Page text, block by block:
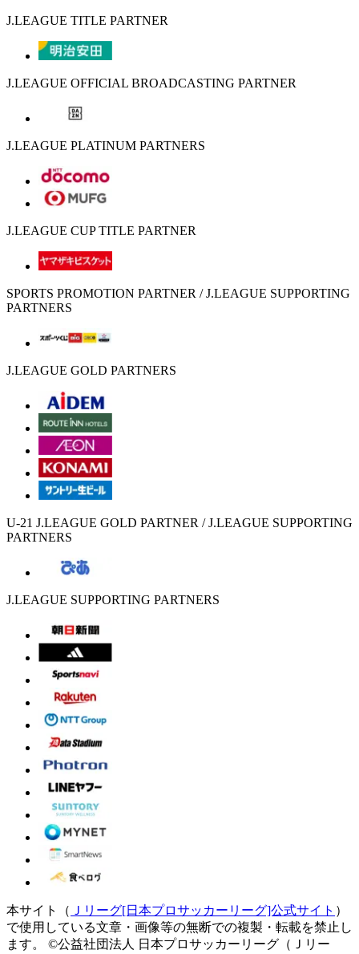
J.LEAGUE TITLE PARTNER
J.LEAGUE OFFICIAL BROADCASTING PARTNER
J.LEAGUE PLATINUM PARTNERS
J.LEAGUE CUP TITLE PARTNER
SPORTS PROMOTION PARTNER / J.LEAGUE SUPPORTING
PARTNERS
J.LEAGUE GOLD PARTNERS
U-21 J.LEAGUE GOLD PARTNER / J.LEAGUE SUPPORTING
PARTNERS
J.LEAGUE SUPPORTING PARTNERS
本サイト（ Ｊリーグ[日本プロサッカーリーグ]公式サイト ）
で使用している文章・画像等の無断での複製・転載を禁止し
ます。
©公益社団法人 日本プロサッカーリーグ（Ｊリー